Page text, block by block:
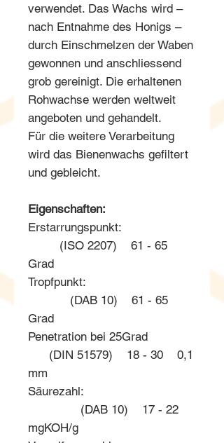
verwendet. Das Wachs wird –
nach Entnahme des Honigs –
durch Einschmelzen der Waben
gewonnen und anschliessend
grob gereinigt. Die erhaltenen
Rohwachse werden weltweit
angeboten und gehandelt.
Für die weitere Verarbeitung
wird das Bienenwachs gefiltert
und gebleicht.
Eigenschaften:
Erstarrungspunkt:
(ISO 2207) 61 - 65
Grad
Tropfpunkt:
(DAB 10) 61 - 65
Grad
Penetration bei 25Grad
(DIN 51579) 18 - 30 0,1
mm
Säurezahl:
(DAB 10) 17 - 22
mgKOH/g